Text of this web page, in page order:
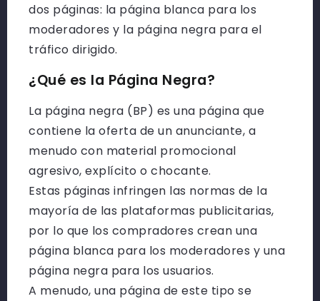
dos páginas: la página blanca para los
moderadores y la página negra para el
tráfico dirigido.
¿Qué es la Página Negra?
La página negra (BP) es una página que
contiene la oferta de un anunciante, a
menudo con material promocional
agresivo, explícito o chocante.
Estas páginas infringen las normas de la
mayoría de las plataformas publicitarias,
por lo que los compradores crean una
página blanca para los moderadores y una
página negra para los usuarios.
A menudo, una página de este tipo se